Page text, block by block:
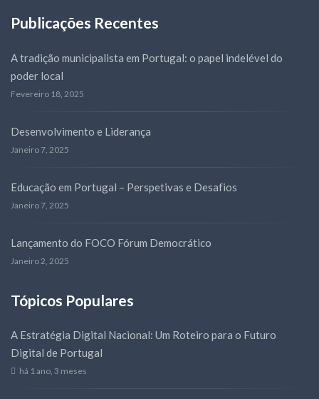
Publicações Recentes
A tradição municipalista em Portugal: o papel indelével do
poder local
Fevereiro 18, 2025
Desenvolvimento e Liderança
Janeiro 7, 2025
Educação em Portugal – Perspetivas e Desafios
Janeiro 7, 2025
Lançamento do FOCO Fórum Democrático
Janeiro 2, 2025
Tópicos Populares
A Estratégia Digital Nacional: Um Roteiro para o Futuro
Digital de Portugal
há 1 ano, 3 meses